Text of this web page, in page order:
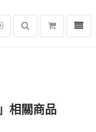
選單
相關商品